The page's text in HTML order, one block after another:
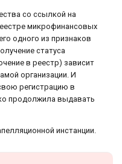
со ссылкой на
микрофинансовых
одного из признаков
статуса
в реестр) зависит
организации. И
регистрацию в
продолжила выдавать
инстанции.